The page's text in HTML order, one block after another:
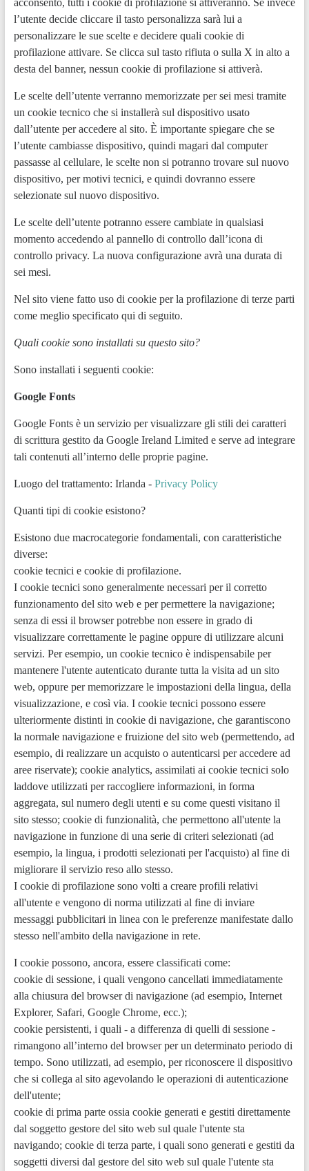
acconsento, tutti i cookie di profilazione si attiveranno. Se invece
l’utente decide cliccare il tasto personalizza sarà lui a
personalizzare le sue scelte e decidere quali cookie di
profilazione attivare. Se clicca sul tasto rifiuta o sulla X in alto a
desta del banner, nessun cookie di profilazione si attiverà.
Le scelte dell’utente verranno memorizzate per sei mesi tramite
un cookie tecnico che si installerà sul dispositivo usato
dall’utente per accedere al sito. È importante spiegare che se
l’utente cambiasse dispositivo, quindi magari dal computer
passasse al cellulare, le scelte non si potranno trovare sul nuovo
dispositivo, per motivi tecnici, e quindi dovranno essere
selezionate sul nuovo dispositivo.
Le scelte dell’utente potranno essere cambiate in qualsiasi
momento accedendo al pannello di controllo dall’icona di
controllo privacy. La nuova configurazione avrà una durata di
sei mesi.
Nel sito viene fatto uso di cookie per la profilazione di terze parti
come meglio specificato qui di seguito.
Quali cookie sono installati su questo sito?
Sono installati i seguenti cookie:
Google Fonts
Google Fonts è un servizio per visualizzare gli stili dei caratteri
di scrittura gestito da Google Ireland Limited e serve ad integrare
tali contenuti all’interno delle proprie pagine.
Luogo del trattamento: Irlanda - Privacy Policy
Quanti tipi di cookie esistono?
Esistono due macrocategorie fondamentali, con caratteristiche
diverse:
cookie tecnici e cookie di profilazione.
I cookie tecnici sono generalmente necessari per il corretto
funzionamento del sito web e per permettere la navigazione;
senza di essi il browser potrebbe non essere in grado di
visualizzare correttamente le pagine oppure di utilizzare alcuni
servizi. Per esempio, un cookie tecnico è indispensabile per
mantenere l'utente autenticato durante tutta la visita ad un sito
web, oppure per memorizzare le impostazioni della lingua, della
visualizzazione, e così via. I cookie tecnici possono essere
ulteriormente distinti in cookie di navigazione, che garantiscono
la normale navigazione e fruizione del sito web (permettendo, ad
esempio, di realizzare un acquisto o autenticarsi per accedere ad
aree riservate); cookie analytics, assimilati ai cookie tecnici solo
laddove utilizzati per raccogliere informazioni, in forma
aggregata, sul numero degli utenti e su come questi visitano il
sito stesso; cookie di funzionalità, che permettono all'utente la
navigazione in funzione di una serie di criteri selezionati (ad
esempio, la lingua, i prodotti selezionati per l'acquisto) al fine di
migliorare il servizio reso allo stesso.
I cookie di profilazione sono volti a creare profili relativi
all'utente e vengono di norma utilizzati al fine di inviare
messaggi pubblicitari in linea con le preferenze manifestate dallo
stesso nell'ambito della navigazione in rete.
I cookie possono, ancora, essere classificati come:
cookie di sessione, i quali vengono cancellati immediatamente
alla chiusura del browser di navigazione (ad esempio, Internet
Explorer, Safari, Google Chrome, ecc.);
cookie persistenti, i quali - a differenza di quelli di sessione -
rimangono all’interno del browser per un determinato periodo di
tempo. Sono utilizzati, ad esempio, per riconoscere il dispositivo
che si collega al sito agevolando le operazioni di autenticazione
dell'utente;
cookie di prima parte ossia cookie generati e gestiti direttamente
dal soggetto gestore del sito web sul quale l'utente sta
navigando; cookie di terza parte, i quali sono generati e gestiti da
soggetti diversi dal gestore del sito web sul quale l'utente sta